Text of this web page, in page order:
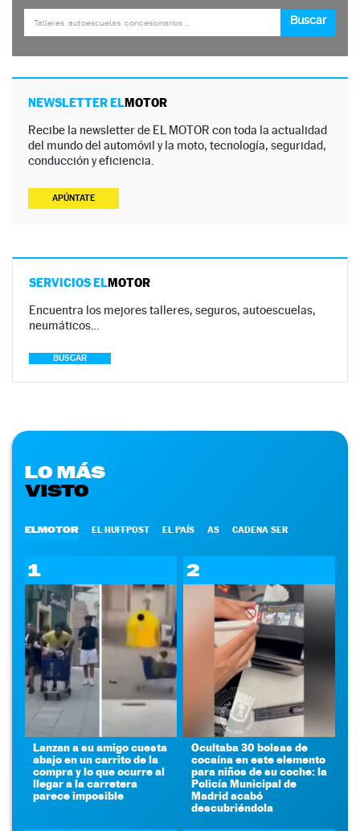
NEWSLETTER ELMOTOR
Recibe la newsletter de EL MOTOR con toda la actualidad
del mundo del automóvil y la moto, tecnología, seguridad,
conducción y eficiencia.
APÚNTATE
SERVICIOS ELMOTOR
Encuentra los mejores talleres, seguros, autoescuelas,
neumáticos…
BUSCAR
LO MÁS
VISTO
ELMOTOR EL HUFFPOST EL PAÍS AS CADENA SER
1
Lanzan a su amigo cuesta
abajo en un carrito de la
compra y lo que ocurre al
llegar a la carretera
parece imposible
2
Ocultaba 30 bolsas de
cocaína en este elemento
para niños de su coche: la
Policía Municipal de
Madrid acabó
descubriéndola